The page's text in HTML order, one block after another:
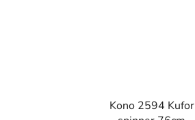
Kono 2594 Kufor